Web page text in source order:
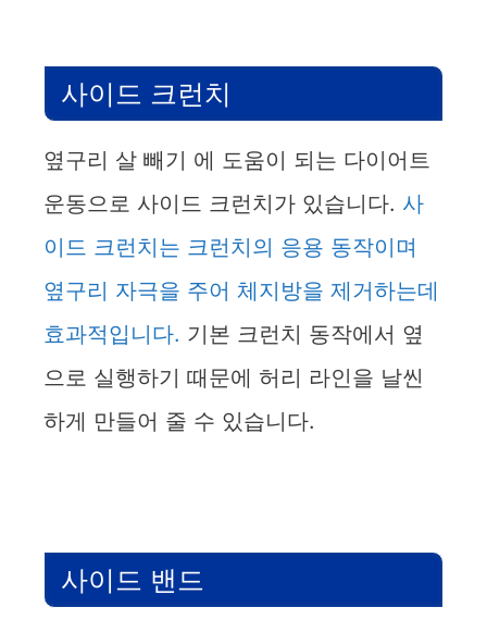
V
i
d
e
o
사이드 크런치
옆구리 살 빼기 에 도움이 되는 다이어트
운동으로 사이드 크런치가 있습니다. 사
이드 크런치는 크런치의 응용 동작이며
옆구리 자극을 주어 체지방을 제거하는데
효과적입니다. 기본 크런치 동작에서 옆
으로 실행하기 때문에 허리 라인을 날씬
하게 만들어 줄 수 있습니다.
사이드 밴드